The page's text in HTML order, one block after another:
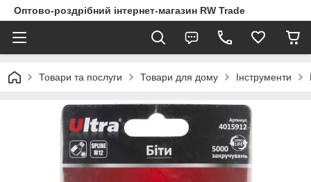
Оптово-роздрібний інтернет-магазин RW Trade
Товари та послуги Товари для дому Інструменти